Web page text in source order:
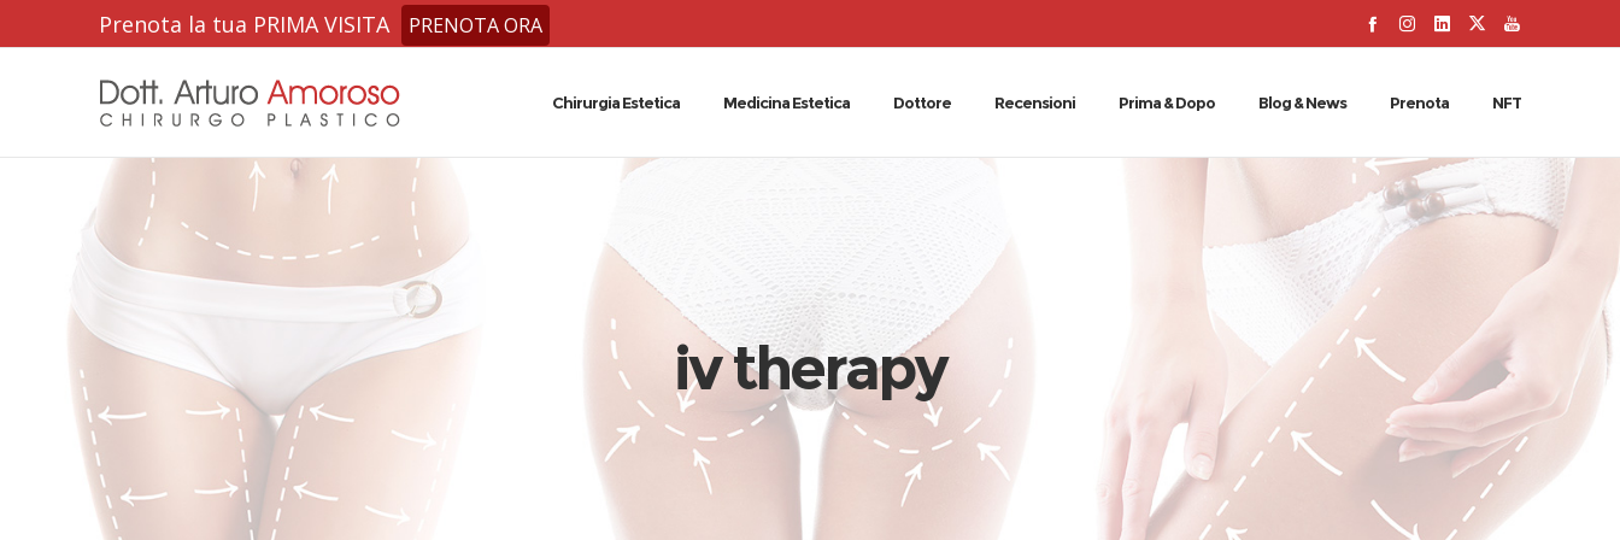
Prenota la tua PRIMA VISITA PRENOTA ORA
Chirurgia Estetica Medicina Estetica Dottore Recensioni Prima & Dopo Blog & News Prenota NFT
iv therapy